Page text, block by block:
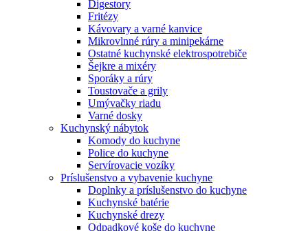
Digestory
Fritézy
Kávovary a varné kanvice
Mikrovlnné rúry a minipekárne
Ostatné kuchynské elektrospotrebiče
Šejkre a mixéry
Sporáky a rúry
Toustovače a grily
Umývačky riadu
Varné dosky
Kuchynský nábytok
Komody do kuchyne
Police do kuchyne
Servírovacie vozíky
Príslušenstvo a vybavenie kuchyne
Doplnky a príslušenstvo do kuchyne
Kuchynské batérie
Kuchynské drezy
Odpadkové koše do kuchyne